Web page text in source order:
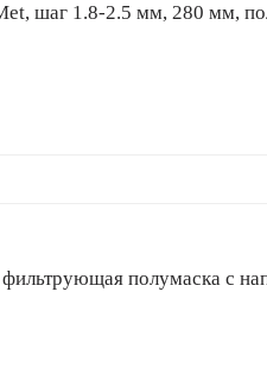
Bi-Met, шаг 1.8-2.5 мм, 280
фильтрующая полумаска с